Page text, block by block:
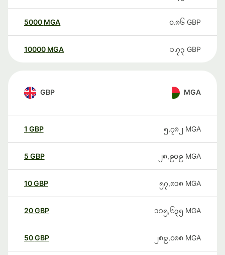
5000 MGA ၀.၈၆ GBP
10000 MGA ၁.၇၃ GBP
GBP MGA
1 GBP ၅,၇၈၂ MGA
5 GBP ၂၈,၉၀၉ MGA
10GBP ၅၇,၈၁၈ MGA
20GBP ၁၁၅,၆၃၅ MGA
50GBP ၂၈၉,၀၈၈ MGA